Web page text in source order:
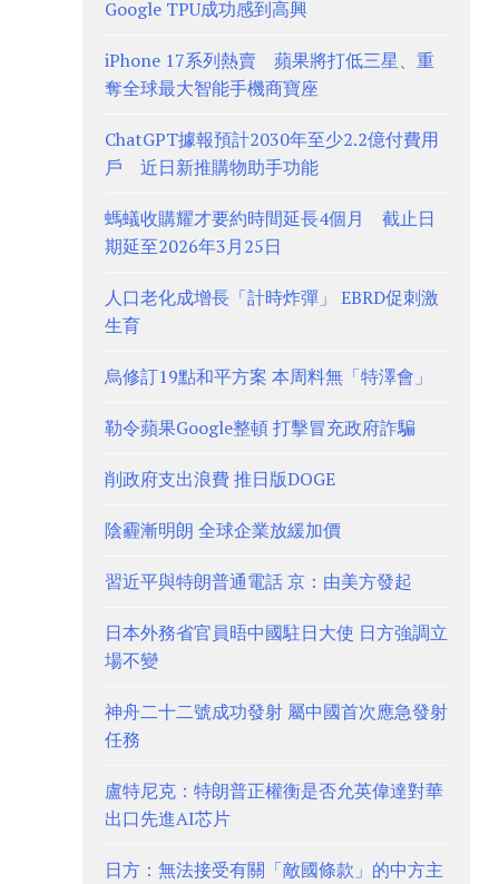
Google TPU成功感到高興
iPhone 17系列熱賣 蘋果將打低三星、重
奪全球最大智能手機商寶座
ChatGPT據報預計2030年至少2.2億付費用
戶 近日新推購物助手功能
螞蟻收購耀才要約時間延長4個月 截止日
期延至2026年3月25日
人口老化成增長「計時炸彈」 EBRD促刺激
生育
烏修訂19點和平方案 本周料無「特澤會」
勒令蘋果Google整頓 打擊冒充政府詐騙
削政府支出浪費 推日版DOGE
陰霾漸明朗 全球企業放緩加價
習近平與特朗普通電話 京：由美方發起
日本外務省官員晤中國駐日大使 日方強調立
場不變
神舟二十二號成功發射 屬中國首次應急發射
任務
盧特尼克：特朗普正權衡是否允英偉達對華
出口先進AI芯片
日方：無法接受有關「敵國條款」的中方主